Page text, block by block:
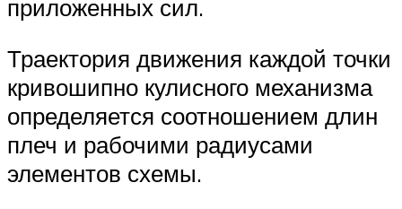
приложенных сил.
Траектория движения каждой точки
кривошипно кулисного механизма
определяется соотношением длин
плеч и рабочими радиусами
элементов схемы.